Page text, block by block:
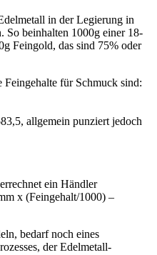
in der Legierung in
beinhalten 1000g einer 18-
Feingold, das sind 75% oder
Feingehalte für Schmuck sind:
allgemein punziert jedoch
ein Händler
x (Feingehalt/1000) –
bedarf noch eines
der Edelmetall-